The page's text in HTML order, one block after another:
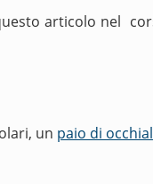
articolo nel
un paio di